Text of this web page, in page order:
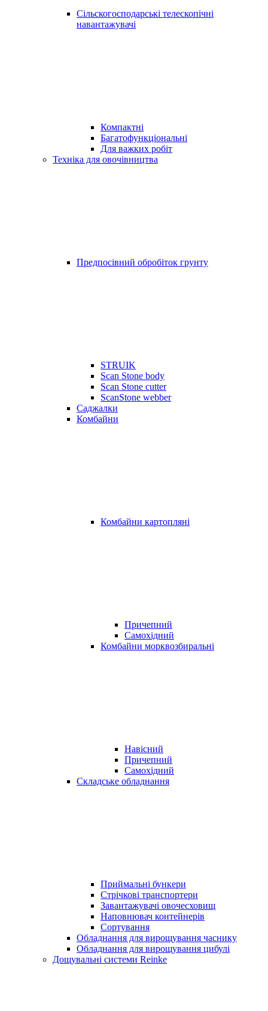
Сільскогосподарські телескопічні
навантажувачі
Компактні
Багатофункціональні
Для важких робіт
Техніка для овочівництва
Предпосівний обробіток грунту
STRUIK
Scan Stone body
Scan Stone cutter
ScanStone webber
Саджалки
Комбайни
Комбайни картопляні
Причепний
Самохідний
Комбайни морквозбиральні
Навісний
Причепний
Самохідний
Складське обладнання
Приймальні бункери
Стрічкові транспортери
Завантажувачі овочесховищ
Наповнювач контейнерів
Сортування
Обладнання для вирощування часнику
Обладнання для вирощування цибулі
Дощувальні системи Reinke